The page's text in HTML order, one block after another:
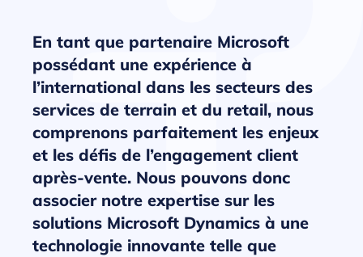
En tant que partenaire Microsoft
possédant une expérience à
l’international dans les secteurs des
services de terrain et du retail, nous
comprenons parfaitement les enjeux
et les défis de l’engagement client
après-vente. Nous pouvons donc
associer notre expertise sur les
solutions Microsoft Dynamics à une
technologie innovante telle que